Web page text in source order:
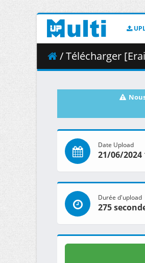
/ Télécharger [Erai-
Date Upload
21/06/2024
Durée d'upload
275